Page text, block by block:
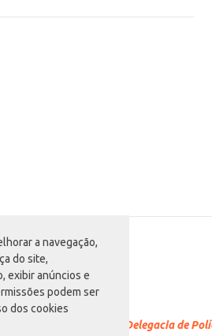
a navegação,
do site,
exibir anúncios e
podem ser
dos cookies
facilitando o preparo de receitas no
220V, você garante praticidade e
Disque 100 ou procure a Delegacia de